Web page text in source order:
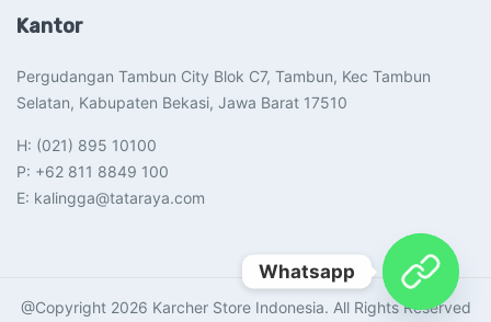
Kantor
Pergudangan Tambun City Blok C7, Tambun, Kec Tambun
Selatan, Kabupaten Bekasi, Jawa Barat 17510​
H: (021) 895 10100
P: +62 811 8849 100
E: kalingga@tataraya.com
@Copyright 2026 Karcher Store Indonesia. All Rights Reserved
Whatsapp